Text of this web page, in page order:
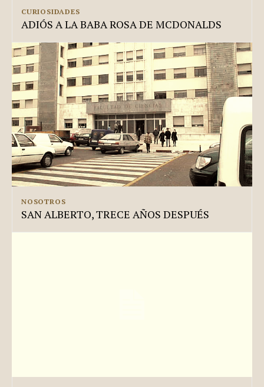
CURIOSIDADES
ADIÓS A LA BABA ROSA DE MCDONALDS
NOSOTROS
SAN ALBERTO, TRECE AÑOS DESPUÉS